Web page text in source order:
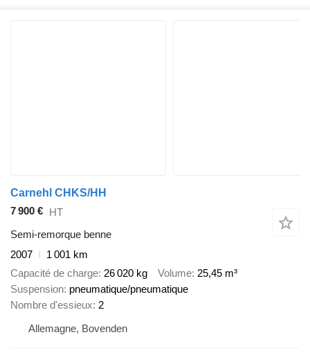
Carnehl CHKS/HH
7 900 € HT
Semi-remorque benne
2007
1 001 km
Capacité de charge 26 020 kg Volume 25,45 m³
Suspension pneumatique/pneumatique
Nombre d'essieux 2
Allemagne, Bovenden